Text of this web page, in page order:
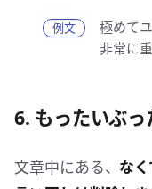
極めて
非常に
6. もったいぶ
文章中にある、 な